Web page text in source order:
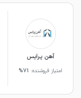
آهن پرایس
امتیاز فروشنده: 71%